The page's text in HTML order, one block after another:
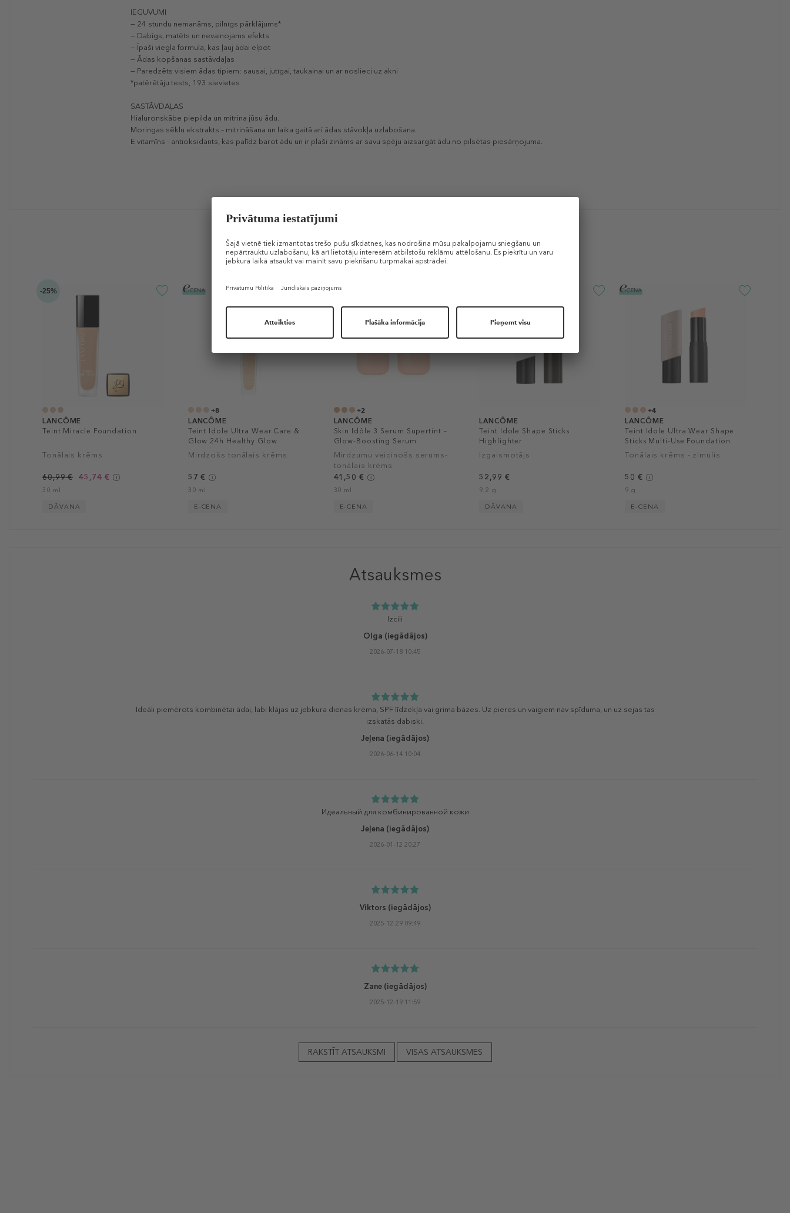
IEGUVUMI
— 24 stundu nemanāms, pilnīgs pārklājums*
— Dabīgs, matēts un nevainojams efekts
— Īpaši viegla formula, kas ļauj ādai elpot
— Ādas kopšanas sastāvdaļas
— Paredzēts visiem ādas tipiem: sausai, jutīgai, taukainai un ar noslieci uz akni
*patērētāju tests, 193 sievietes
SASTĀVDAĻAS
Hialuronskābe piepilda un mitrina jūsu ādu.
Moringas sēklu ekstrakts – mitrināšana un laika gaitā arī ādas stāvokļa uzlabošana.
E vitamīns - antioksidants, kas palīdz barot ādu un ir plaši zināms ar savu spēju aizsargāt ādu no pilsētas piesārņojuma.
Līdzīgi produkti
-25%
LANCÔME
Teint Miracle Foundation
Tonālais krēms
60,99 € 45,74 €
30 ml
DĀVANA
+8
LANCÔME
Teint Idole Ultra Wear Care &
Glow 24h Healthy Glow
Foundation
Mirdzošs tonālais krēms
57 €
30 ml
E-CENA
+2
LANCÔME
Skin Idôle 3 Serum Supertint –
Glow-Boosting Serum
Foundation
Mirdzumu veicinošs serums-
tonālais krēms
41,50 €
30 ml
E-CENA
LANCÔME
Teint Idole Shape Sticks
Highlighter
Izgaismotājs
52,99 €
9.2 g
DĀVANA
+4
LANCÔME
Teint Idole Ultra Wear Shape
Sticks Multi-Use Foundation
Stick
Tonālais krēms - zīmulis
50 €
9 g
E-CENA
Atsauksmes
Izcili
Olga (iegādājos)
2026-07-18 10:45
Ideāli piemērots kombinētai ādai, labi klājas uz jebkura dienas krēma, SPF līdzekļa vai grima bāzes. Uz pieres un vaigiem nav spīduma, un uz sejas tas
izskatās dabiski.
Jeļena (iegādājos)
2026-06-14 10:04
Идеальный для комбинированной кожи
Jeļena (iegādājos)
2026-01-12 20:27
Viktors (iegādājos)
2025-12-29 09:49
Zane(iegādājos)
2025-12-19 11:59
RAKSTĪT ATSAUKSMI VISAS ATSAUKSMES